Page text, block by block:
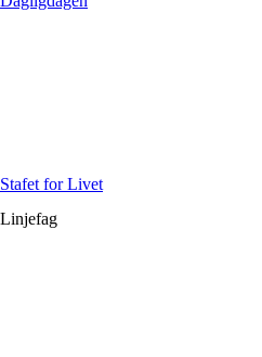
Stafet for Livet
Linjefag